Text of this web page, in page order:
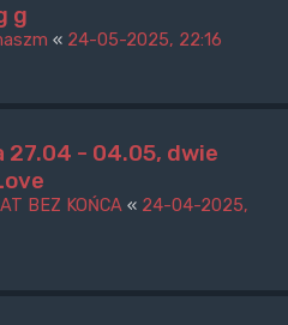
g
« 24-05-2025, 22:16
27.04 - 04.05, dwie
BEZ KOŃCA « 24-04-2025,